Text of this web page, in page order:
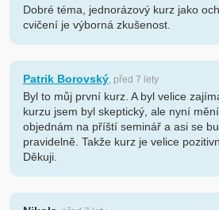
Dobré téma, jednorázový kurz jako
cvičení je výborná zkušenost.
Patrik Borovský, před 7 lety
Byl to můj první kurz. A byl velice
kurzu jsem byl skeptický, ale nyní
objednám na příští seminář a asi se
pravidelně. Takže kurz je velice
Děkuji.